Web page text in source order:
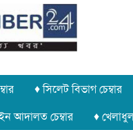
♦ সিলেট বিভাগ চেম্বার
আদালত চেম্বার ♦